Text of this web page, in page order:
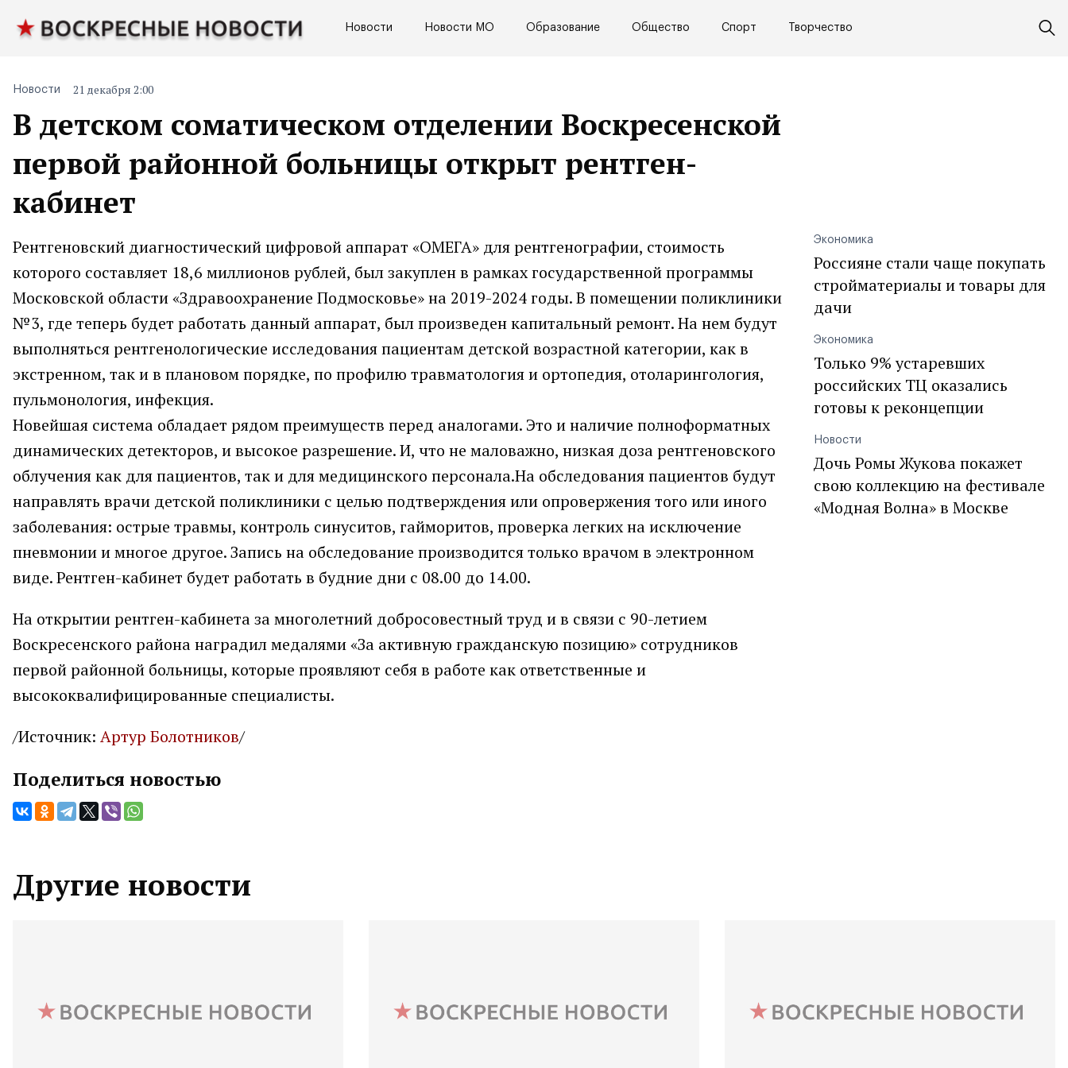
Новости Новости МО Образование Общество Спорт Творчество
В детском соматическом отделении Воскресенской
первой районной больницы открыт рентген-
кабинет
Новости 21 декабря 2:00
Рентгеновский диагностический цифровой аппарат «ОМЕГА» для рентгенографии, стоимость
которого составляет 18,6 миллионов рублей, был закуплен в рамках государственной программы
Московской области «Здравоохранение Подмосковье» на 2019-2024 годы. В помещении поликлиники
№3, где теперь будет работать данный аппарат, был произведен капитальный ремонт. На нем будут
выполняться рентгенологические исследования пациентам детской возрастной категории, как в
экстренном, так и в плановом порядке, по профилю травматология и ортопедия, отоларингология,
пульмонология, инфекция.
Новейшая система обладает рядом преимуществ перед аналогами. Это и наличие полноформатных
динамических детекторов, и высокое разрешение. И, что не маловажно, низкая доза рентгеновского
облучения как для пациентов, так и для медицинского персонала.На обследования пациентов будут
направлять врачи детской поликлиники с целью подтверждения или опровержения того или иного
заболевания: острые травмы, контроль синуситов, гайморитов, проверка легких на исключение
пневмонии и многое другое. Запись на обследование производится только врачом в электронном
виде. Рентген-кабинет будет работать в будние дни с 08.00 до 14.00.
На открытии рентген-кабинета за многолетний добросовестный труд и в связи с 90-летием
Воскресенского района наградил медалями «За активную гражданскую позицию» сотрудников
первой районной больницы, которые проявляют себя в работе как ответственные и
высококвалифицированные специалисты.
/Источник: Артур Болотников/
Поделиться новостью
Экономика
Россияне стали чаще покупать
стройматериалы и товары для
дачи
Экономика
Только 9% устаревших
российских ТЦ оказались
готовы к реконцепции
Новости
Дочь Ромы Жукова покажет
свою коллекцию на фестивале
«Модная Волна» в Москве
Другие новости